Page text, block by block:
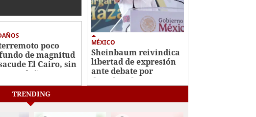
poco
de magnitud
El Cairo, sin
daños
MÉXICO
Sheinbaum reivindica
libertad de expresión
ante debate por
derechos de
TRENDING